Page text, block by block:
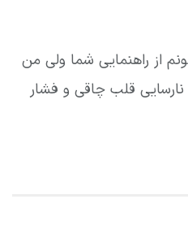
از راهنمایی شما ولی من
قلب چاقی و فشار